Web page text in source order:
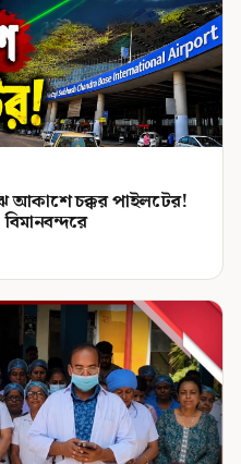
আকাশে চক্কর পাইলটের!